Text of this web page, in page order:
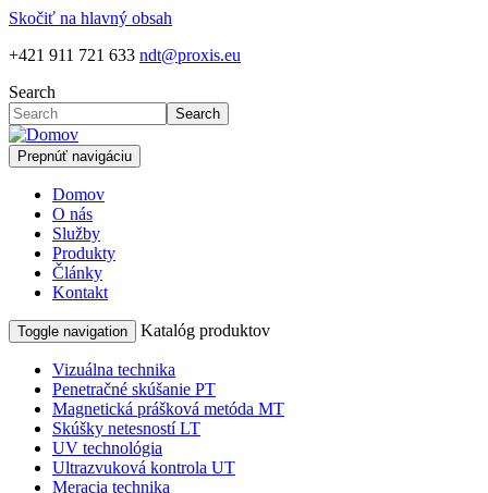
Skočiť na hlavný obsah
+421 911 721 633 ndt@proxis.eu
Search
Search
Prepnúť navigáciu
Domov
O nás
Služby
Produkty
Články
Kontakt
Toggle navigation Katalóg produktov
Vizuálna technika
Penetračné skúšanie PT
Magnetická prášková metóda MT
Skúšky netesností LT
UV technológia
Ultrazvuková kontrola UT
Meracia technika